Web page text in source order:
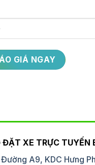
ĐẶT XE TRỰC TUYẾN
A9, KDC Hưng